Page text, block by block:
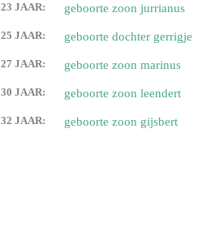
23 JAAR: geboorte zoon jurrianus
25 JAAR: geboorte dochter gerrigje
27 JAAR: geboorte zoon marinus
30 JAAR: geboorte zoon leendert
32 JAAR: geboorte zoon gijsbert